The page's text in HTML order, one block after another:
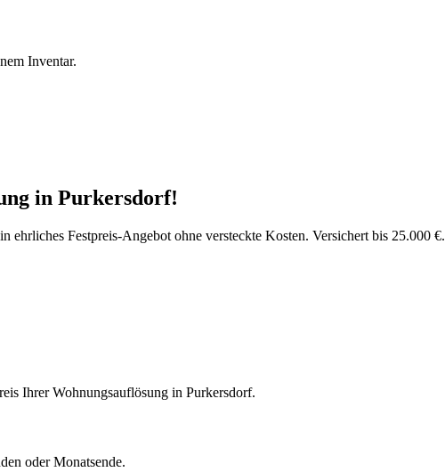
Inventar.
in Purkersdorf!
Festpreis-Angebot ohne versteckte Kosten. Versichert bis 25.000 €.
Ihrer Wohnungsauflösung in Purkersdorf.
oder Monatsende.